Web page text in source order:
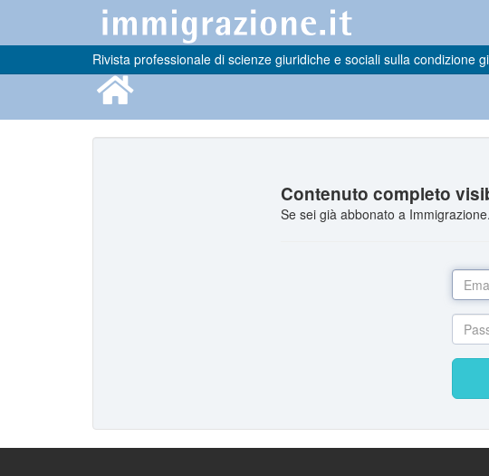
Rivista professionale di scienze giuridiche e sociali sulla condizione
Contenuto completo
Se sei già abbonato a